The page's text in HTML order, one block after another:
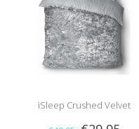
iSleep Crushed Velvet